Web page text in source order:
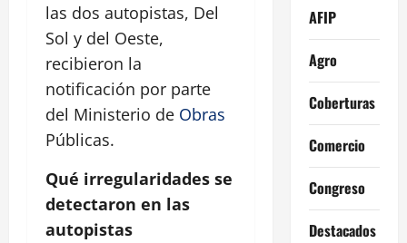
las dos autopistas, Del
Sol y del Oeste,
recibieron la
notificación por parte
del Ministerio de Obras
Públicas.
Qué irregularidades se
detectaron en las
autopistas
AFIP
Agro
Coberturas
Comercio
Congreso
Destacados